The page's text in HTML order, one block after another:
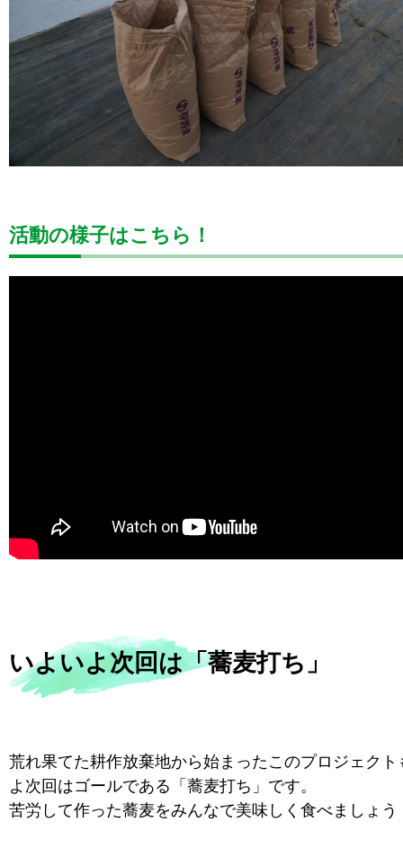
活動の様子はこちら！
いよいよ次回は「蕎麦打ち」
荒れ果てた耕作放棄地から始まったこのプロジェクト
よ次回はゴールである「蕎麦打ち」です。
苦労して作った蕎麦をみんなで美味しく食べましょう